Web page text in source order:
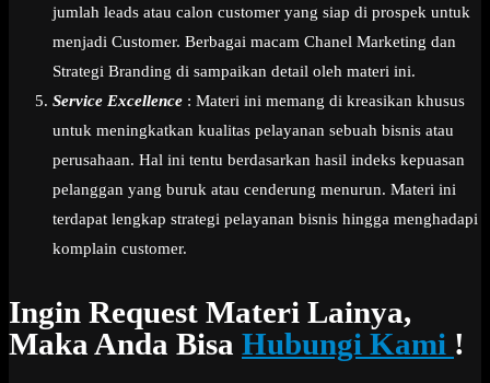
jumlah leads atau calon customer yang siap di prospek untuk
menjadi Customer. Berbagai macam Chanel Marketing dan
Strategi Branding di sampaikan detail oleh materi ini.
Service Excellence : Materi ini memang di kreasikan khusus
untuk meningkatkan kualitas pelayanan sebuah bisnis atau
perusahaan. Hal ini tentu berdasarkan hasil indeks kepuasan
pelanggan yang buruk atau cenderung menurun. Materi ini
terdapat lengkap strategi pelayanan bisnis hingga menghadapi
komplain customer.
Ingin Request Materi Lainya,
Maka Anda Bisa Hubungi Kami !